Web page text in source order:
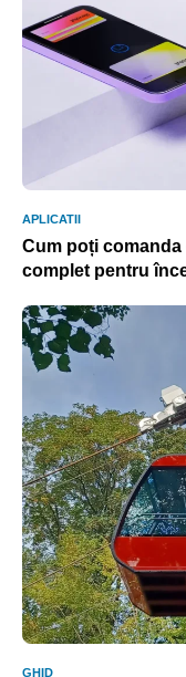
APLICATII
Cum poți
complet pentru
GHID